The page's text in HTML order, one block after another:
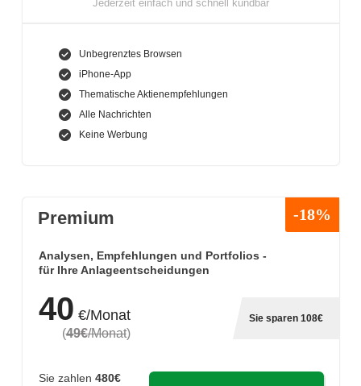
Jederzeit einfach und schnell kündbar
Unbegrenztes Browsen
iPhone-App
Thematische Aktienempfehlungen
Alle Nachrichten
Keine Werbung
Premium -18%
Analysen, Empfehlungen und Portfolios -
für Ihre Anlageentscheidungen
40 €/Monat
(49€/Monat)
Sie sparen 108€
Sie zahlen 480€